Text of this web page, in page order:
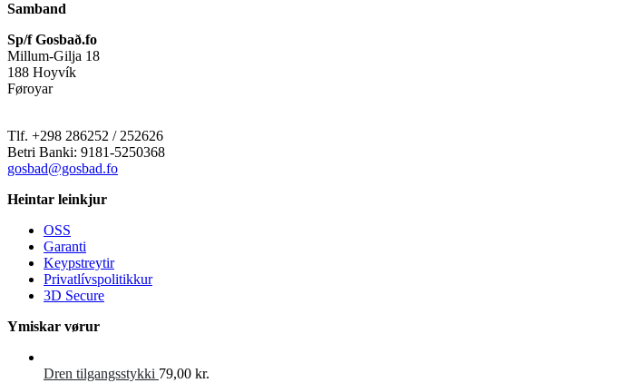
Samband
Sp/f Gosbað.fo
Millum-Gilja 18
188 Hoyvík
Føroyar
Tlf. +298 286252 / 252626
Betri Banki: 9181-5250368
gosbad@gosbad.fo
Heintar leinkjur
OSS
Garanti
Keypstreytir
Privatlívspolitikkur
3D Secure
Ymiskar vørur
Dren tilgangsstykki 79,00 kr.